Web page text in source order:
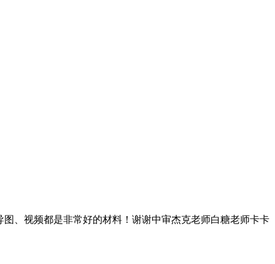
、视频都是非常好的材料！谢谢中审杰克老师白糖老师卡卡